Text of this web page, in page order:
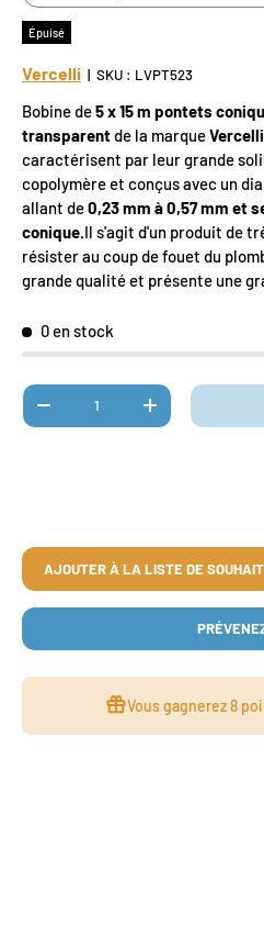
Épuisé
Vercelli | SKU : LVPT523
Bobine de5 x 15 m pontets
transparentde la marqueVercelli
caractérisent par leur grande
copolymère et conçus avec un
allant de0,23 mm à 0,57 mm et
conique.Il s'agit d'un produit de
résister au coup de fouet du
grande qualité et présente une
0 en stock
Qté
DIMINUER LA QUANTITÉAUGMENTER LA
AJOUTER À LA LISTE DE
Vous gagnerez8